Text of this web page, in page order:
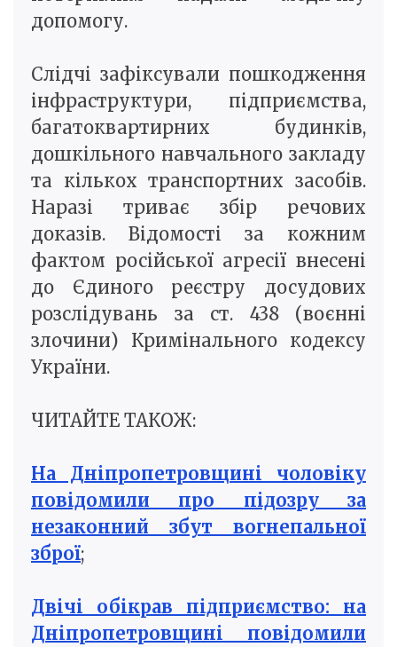
допомогу.
Слідчі зафіксували пошкодження
інфраструктури, підприємства,
багатоквартирних будинків,
дошкільного навчального закладу
та кількох транспортних засобів.
Наразі триває збір речових
доказів. Відомості за кожним
фактом російської агресії внесені
до Єдиного реєстру досудових
розслідувань за ст. 438 (воєнні
злочини) Кримінального кодексу
України.
ЧИТАЙТЕ ТАКОЖ:
На Дніпропетровщині чоловіку
повідомили про підозру за
незаконний збут вогнепальної
зброї;
Двічі обікрав підприємство: на
Дніпропетровщині повідомили